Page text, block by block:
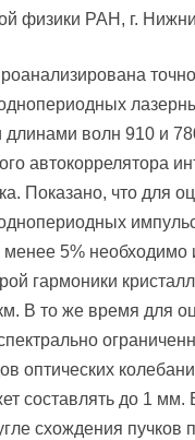
физики РАН, г.
длинами волн 910 и
автокоррелятора
Показано, что для
5% необходимо
гармоники
В то же время для
оптических
составлять до 1 мм.
схождения пучков